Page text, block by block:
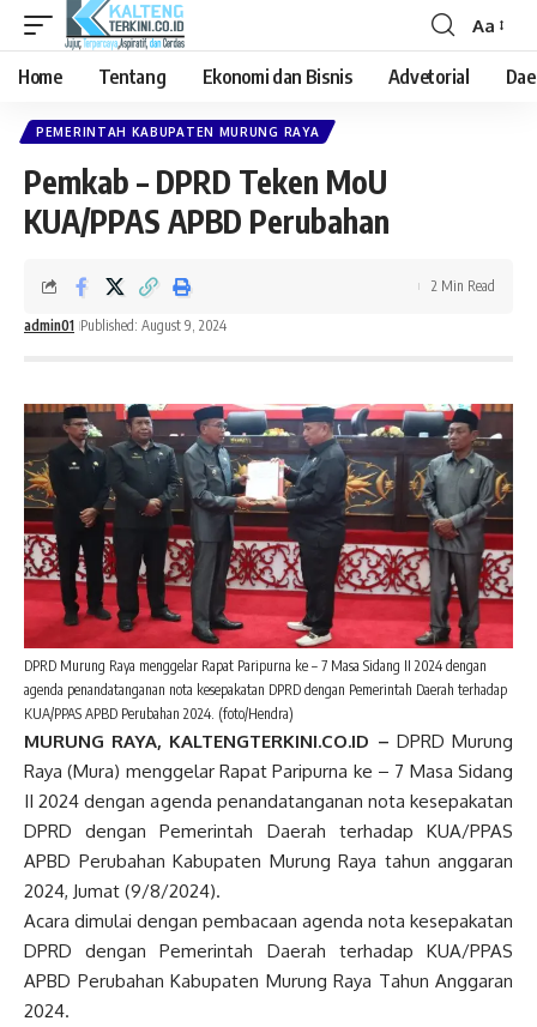
Font
Resizer
Aa
Home Tentang Ekonomi dan Bisnis Advetorial
PEMERINTAH KABUPATEN MURUNG RAYA
Pemkab – DPRD Teken MoU
KUA/PPAS APBD Perubahan
admin01 Published: August 9, 2024
2 Min Read
DPRD Murung Raya menggelar Rapat Paripurna ke – 7 Masa Sidang II 2024 dengan
agenda penandatanganan nota kesepakatan DPRD dengan Pemerintah Daerah terhadap
KUA/PPAS APBD Perubahan 2024. (foto/Hendra)
MURUNG RAYA, KALTENGTERKINI.CO.ID – DPRD Murung
Raya (Mura) menggelar Rapat Paripurna ke – 7 Masa Sidang
II 2024 dengan agenda penandatanganan nota kesepakatan
DPRD dengan Pemerintah Daerah terhadap KUA/PPAS
APBD Perubahan Kabupaten Murung Raya tahun anggaran
2024, Jumat (9/8/2024).
Acara dimulai dengan pembacaan agenda nota kesepakatan
DPRD dengan Pemerintah Daerah terhadap KUA/PPAS
APBD Perubahan Kabupaten Murung Raya Tahun Anggaran
2024.